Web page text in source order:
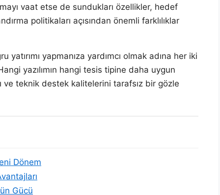
vaat etse de sundukları özellikler, hedef
politikaları açısından önemli farklılıklar
yapmanıza yardımcı olmak adına her iki
yazılımın hangi tesis tipine daha uygun
ve teknik destek kalitelerini tarafsız bir gözle
Dönem
Gücü